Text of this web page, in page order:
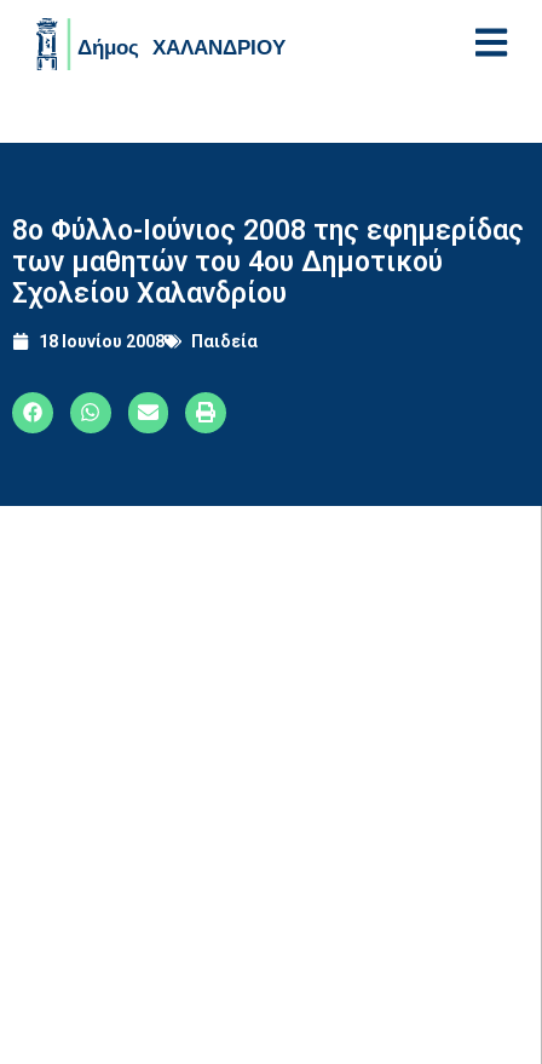
8o Φύλλο-Ιούνιος 2008 της εφημερίδας
των μαθητών του 4ου Δημοτικού
Σχολείου Χαλανδρίου
18 Ιουνίου 2008 Παιδεία